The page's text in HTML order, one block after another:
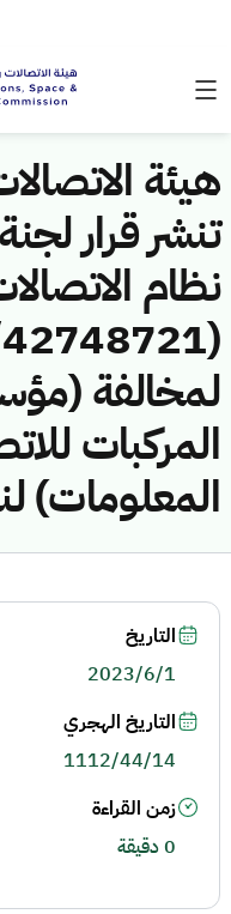
هيئة
تنشر قرار
نظام
لمخالفة
المركبات
المعلومات)
التاريخ
2023/6/1
التاريخ الهجري
1112/44/14
زمن القراءة
0 دقيقة